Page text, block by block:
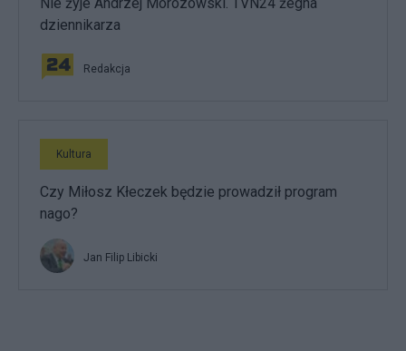
dziennikarza
Redakcja
Kultura
Czy Miłosz Kłeczek będzie prowadził program
nago?
Jan Filip Libicki